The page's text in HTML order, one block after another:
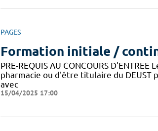
PAGES
Formation initiale /
PRE-REQUIS AU CONCOURS
pharmacie ou d'être titulaire du DEUST
avec
15/04/2025 17:00